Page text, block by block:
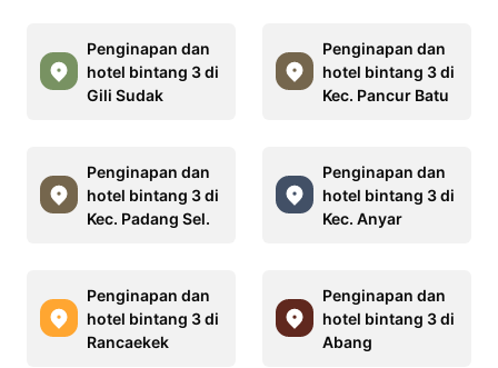
Penginapan dan
hotel bintang 3 di
Gili Sudak
Penginapan dan
hotel bintang 3 di
Kec. Pancur Batu
Penginapan dan
hotel bintang 3 di
Kec. Padang Sel.
Penginapan dan
hotel bintang 3 di
Kec. Anyar
Penginapan dan
hotel bintang 3 di
Rancaekek
Penginapan dan
hotel bintang 3 di
Abang